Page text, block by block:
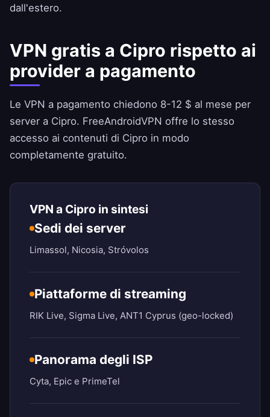
dall'estero.
VPN gratis a Cipro rispetto ai
provider a pagamento
Le VPN a pagamento chiedono 8-12 $ al mese per
server a Cipro. FreeAndroidVPN offre lo stesso
accesso ai contenuti di Cipro in modo
completamente gratuito.
VPN a Cipro in sintesi
Sedi dei server
Limassol, Nicosia, Stróvolos
Piattaforme di streaming
RIK Live, Sigma Live, ANT1 Cyprus (geo-locked)
Panorama degli ISP
Cyta, Epic e PrimeTel